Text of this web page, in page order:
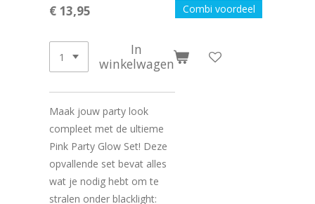
Combi voordeel
€ 13,95
In
winkelwagen
Maak jouw party look
compleet met de ultieme
Pink Party Glow Set! Deze
opvallende set bevat alles
wat je nodig hebt om te
stralen onder blacklight: